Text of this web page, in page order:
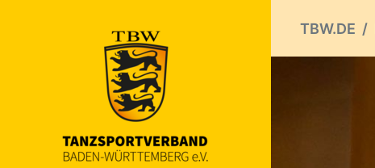
TBW.DE